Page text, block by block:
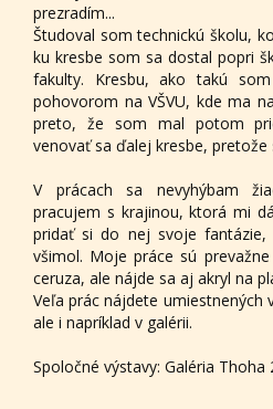
prezradím...
Študoval som technickú školu,
ku kresbe som sa dostal popri
fakulty. Kresbu, ako takú
pohovorom na VŠVU, kde ma
preto, že som mal potom
venovať sa ďalej kresbe, pretože
V prácach sa nevyhýbam
pracujem s krajinou, ktorá mi
pridať si do nej svoje
všimol. Moje práce sú
ceruza, ale nájde sa aj akryl na
Veľa prác nájdete umiestnených
ale i napríklad v galérii.
Spoločné výstavy: Galéria Thoha